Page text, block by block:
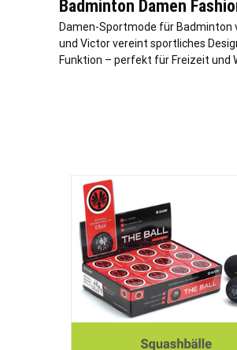
Badminton Damen
Damen-Sportmode für Badminton
und Victor vereint sportliches
Funktion – perfekt für Freizeit und